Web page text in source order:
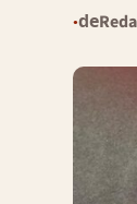
●de